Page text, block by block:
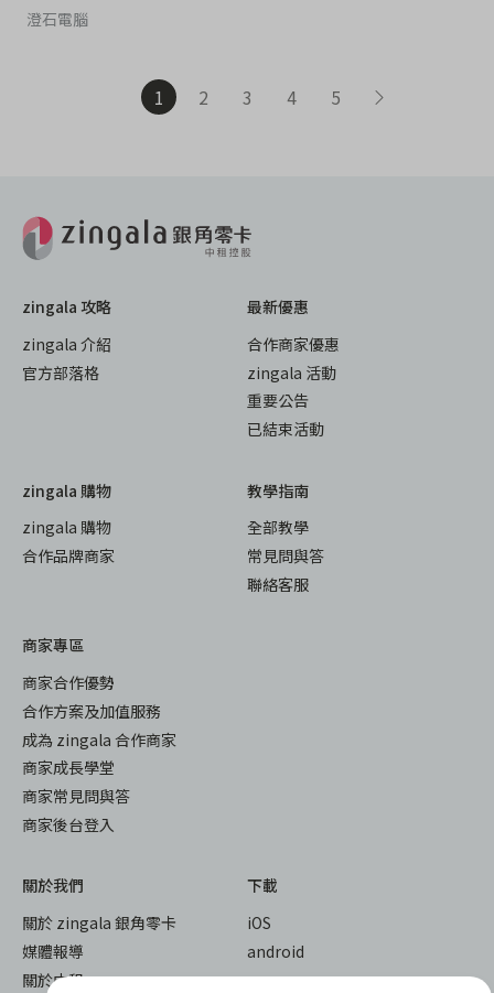
澄石電腦
1 2 3 4 5
zingala 攻略
zingala 介紹
官方部落格
最新優惠
合作商家優惠
zingala 活動
重要公告
已結束活動
zingala 購物
zingala 購物
合作品牌商家
教學指南
全部教學
常見問與答
聯絡客服
商家專區
商家合作優勢
合作方案及加值服務
成為 zingala 合作商家
商家成長學堂
商家常見問與答
商家後台登入
關於我們
關於 zingala 銀角零卡
媒體報導
關於中租
下載
iOS
android